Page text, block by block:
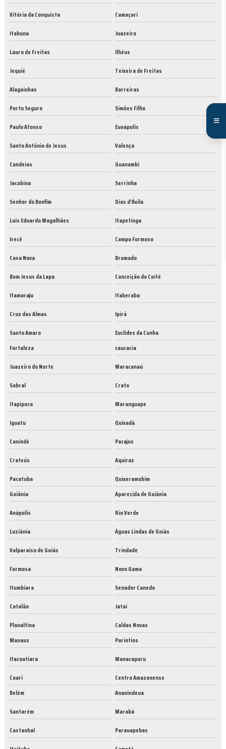
Vitória da Conquista
Camaçari
Itabuna
Juazeiro
Lauro de Freitas
Ilhéus
Jequié
Teixeira de Freitas
Alagoinhas
Barreiras
Porto Seguro
Simões Filho
Paulo Afonso
Eunápolis
Santo Antônio de Jesus
Valença
Candeias
Guanambi
Jacobina
Serrinha
Senhor do Bonfim
Dias d'Ávila
Luís Eduardo Magalhães
Itapetinga
Irecê
Campo Formoso
Casa Nova
Brumado
Bom Jesus da Lapa
Conceição do Coité
Itamaraju
Itaberaba
Cruz das Almas
Ipirá
Santo Amaro
Euclides da Cunha
Fortaleza
caucacia
Juazeiro do Norte
Maracanaú
Sobral
Crato
Itapipoca
Maranguape
Iguatu
Quixadá
Canindé
Pacajus
Crateús
Aquiraz
Pacatuba
Quixeramobim
Goiânia
Aparecida de Goiânia
Anápolis
Rio Verde
Luziânia
Águas Lindas de Goiás
Valparaíso de Goiás
Trindade
Formosa
Novo Gama
Itumbiara
Senador Canedo
Catalão
Jataí
Planaltina
Caldas Novas
Manaus
Parintins
Itacoatiara
Manacapuru
Coari
Centro Amazonense
Belém
Ananindeua
Santarém
Marabá
Castanhal
Parauapebas